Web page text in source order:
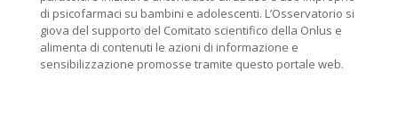
di psicofarmaci su bambini e adolescenti. L’Osservatorio si
giova del supporto del Comitato scientifico della Onlus e
alimenta di contenuti le azioni di informazione e
sensibilizzazione promosse tramite questo portale web.